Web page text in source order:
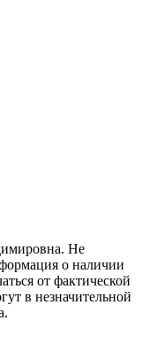
Не
о наличии
от фактической
в незначительной